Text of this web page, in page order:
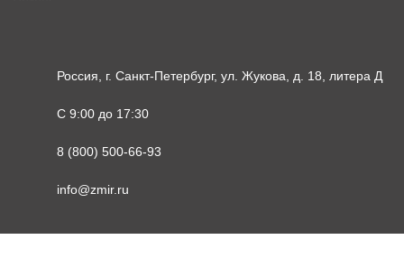
Россия, г. Санкт-Петербург, ул. Жукова, д. 18, литера Д
С 9:00 до 17:30
8 (800) 500-66-93
info@zmir.ru